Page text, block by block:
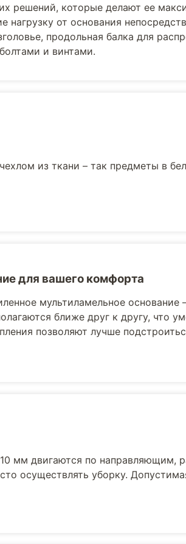
решений, которые делают ее
нагрузку от основания
продольная балка для
и винтами.
из ткани – так предметы в
для вашего комфорта
мультиламельное
ближе друг к другу, что
позволяют лучше
мм двигаются по направляющим,
осуществлять уборку.